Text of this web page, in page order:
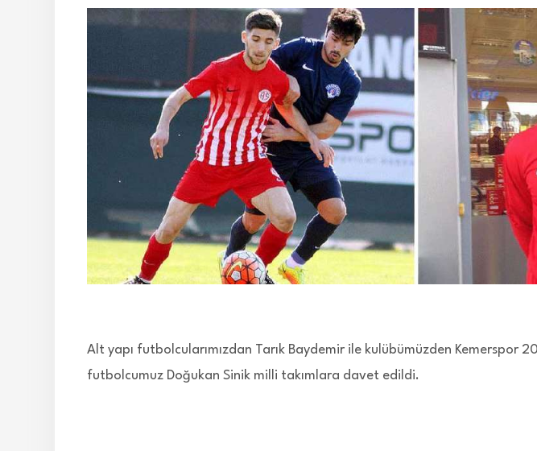
Alt yapı futbolcularımızdan Tarık Baydemir ile kulübümüzden Kemerspor
futbolcumuz Doğukan Sinik milli takımlara davet edildi.